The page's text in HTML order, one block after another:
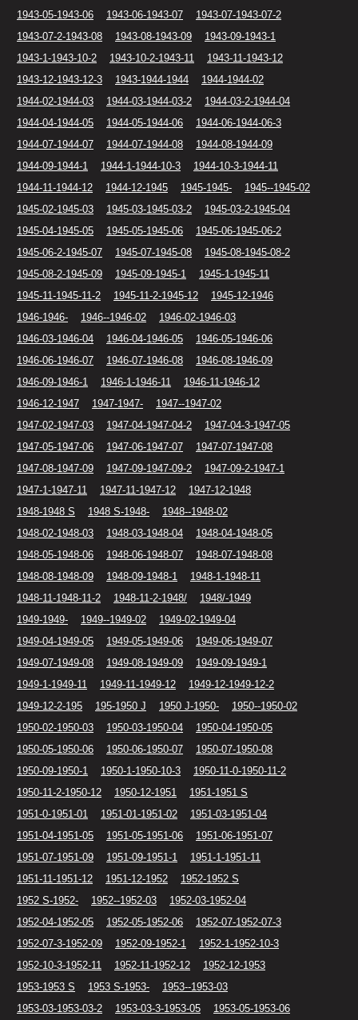
1943-05-1943-06
1943-06-1943-07
1943-07-1943-07-2
1943-07-2-1943-08
1943-08-1943-09
1943-09-1943-1
1943-1-1943-10-2
1943-10-2-1943-11
1943-11-1943-12
1943-12-1943-12-3
1943-1944-1944
1944-1944-02
1944-02-1944-03
1944-03-1944-03-2
1944-03-2-1944-04
1944-04-1944-05
1944-05-1944-06
1944-06-1944-06-3
1944-07-1944-07
1944-07-1944-08
1944-08-1944-09
1944-09-1944-1
1944-1-1944-10-3
1944-10-3-1944-11
1944-11-1944-12
1944-12-1945 1945-1945-
1945--1945-02
1945-02-1945-03
1945-03-1945-03-2
1945-03-2-1945-04
1945-04-1945-05
1945-05-1945-06
1945-06-1945-06-2
1945-06-2-1945-07
1945-07-1945-08
1945-08-1945-08-2
1945-08-2-1945-09
1945-09-1945-1
1945-1-1945-11
1945-11-1945-11-2
1945-11-2-1945-12
1945-12-1946
1946-1946-
1946--1946-02
1946-02-1946-03
1946-03-1946-04
1946-04-1946-05
1946-05-1946-06
1946-06-1946-07
1946-07-1946-08
1946-08-1946-09
1946-09-1946-1
1946-1-1946-11
1946-11-1946-12
1946-12-1947
1947-1947-
1947--1947-02
1947-02-1947-03
1947-04-1947-04-2
1947-04-3-1947-05
1947-05-1947-06
1947-06-1947-07
1947-07-1947-08
1947-08-1947-09
1947-09-1947-09-2
1947-09-2-1947-1
1947-1-1947-11
1947-11-1947-12
1947-12-1948
1948-1948 S
1948 S-1948-
1948--1948-02
1948-02-1948-03
1948-03-1948-04
1948-04-1948-05
1948-05-1948-06
1948-06-1948-07
1948-07-1948-08
1948-08-1948-09
1948-09-1948-1
1948-1-1948-11
1948-11-1948-11-2
1948-11-2-1948/
1948/-1949
1949-1949-
1949--1949-02
1949-02-1949-04
1949-04-1949-05
1949-05-1949-06
1949-06-1949-07
1949-07-1949-08
1949-08-1949-09
1949-09-1949-1
1949-1-1949-11
1949-11-1949-12
1949-12-1949-12-2
1949-12-2-195
195-1950 J 1950 J-1950-
1950--1950-02
1950-02-1950-03
1950-03-1950-04
1950-04-1950-05
1950-05-1950-06
1950-06-1950-07
1950-07-1950-08
1950-09-1950-1
1950-1-1950-10-3
1950-11-0-1950-11-2
1950-11-2-1950-12
1950-12-1951
1951-1951 S
1951-0-1951-01
1951-01-1951-02
1951-03-1951-04
1951-04-1951-05
1951-05-1951-06
1951-06-1951-07
1951-07-1951-09
1951-09-1951-1
1951-1-1951-11
1951-11-1951-12
1951-12-1952
1952-1952 S
1952 S-1952-
1952--1952-03
1952-03-1952-04
1952-04-1952-05
1952-05-1952-06
1952-07-1952-07-3
1952-07-3-1952-09
1952-09-1952-1
1952-1-1952-10-3
1952-10-3-1952-11
1952-11-1952-12
1952-12-1953
1953-1953 S
1953 S-1953-
1953--1953-03
1953-03-1953-03-2
1953-03-3-1953-05 1953-05-1953-06